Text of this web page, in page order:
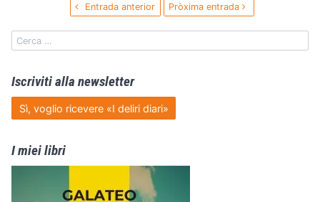
Entrada anterior Pròxima entrada
Iscriviti alla newsletter
Sì, voglio ricevere «I deliri diari»
I miei libri